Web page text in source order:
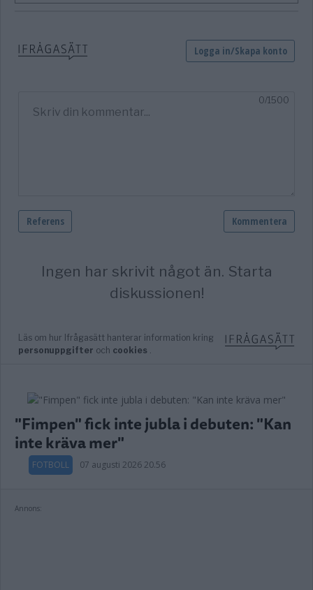
"Fimpen" fick inte jubla i debuten: "Kan
inte kräva mer"
FOTBOLL 07 augusti 2026 20.56
Annons: